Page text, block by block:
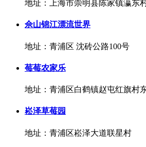
地址：上海市崇明县陈家镇瀛东
佘山锦江漂流世界
地址：青浦区 沈砖公路100号
莓莓农家乐
地址：青浦区白鹤镇赵屯红旗村
崧泽草莓园
地址：青浦区崧泽大道联星村